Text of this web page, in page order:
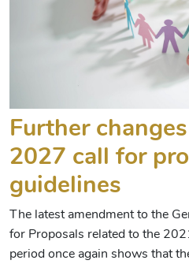
Further
2027 call for
guidelines
The latest amendment to the
for Proposals related to the
period once again shows that